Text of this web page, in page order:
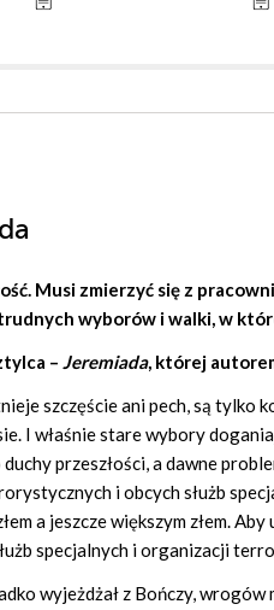
Musi zmierzyć się z
wyborów i walki, w
– Jeremiada, której
szczęście ani pech, są
I właśnie stare wybory
przeszłości, a dawne
i obcych służb
a jeszcze większym złem.
specjalnych i organizacji
wyjeżdżał z Bończy,